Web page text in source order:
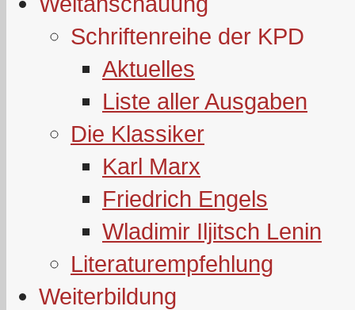
Schriftenreihe der KPD
Aktuelles
Liste aller Ausgaben
Die Klassiker
Karl Marx
Friedrich Engels
Wladimir Iljitsch Lenin
Literaturempfehlung
Weiterbildung